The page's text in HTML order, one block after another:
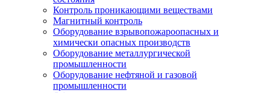
Контроль проникающими веществами
Магнитный контроль
Оборудование взрывопожароопасных и
химически опасных производств
Оборудование металлургической
промышленности
Оборудование нефтяной и газовой
промышленности